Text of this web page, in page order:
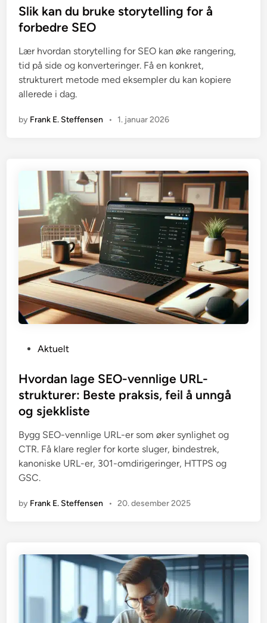
s
t
d
i
n
Slik kan du bruke storytelling for å
forbedre SEO
Lær hvordan storytelling for SEO kan øke rangering,
tid på side og konverteringer. Få en konkret,
strukturert metode med eksempler du kan kopiere
allerede i dag.
by Frank E. Steffensen • 1. januar 2026
s
t
i
n
Aktuelt
Hvordan lage SEO-vennlige URL-
strukturer: Beste praksis, feil å unngå
og sjekkliste
Bygg SEO-vennlige URL-er som øker synlighet og
CTR. Få klare regler for korte sluger, bindestrek,
kanoniske URL-er, 301-omdirigeringer, HTTPS og
GSC.
by Frank E. Steffensen • 20. desember 2025